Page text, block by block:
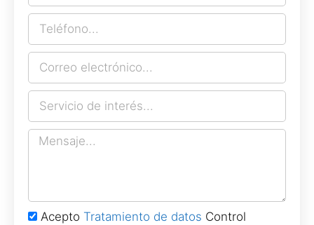
Acepto Tratamiento de datos Control